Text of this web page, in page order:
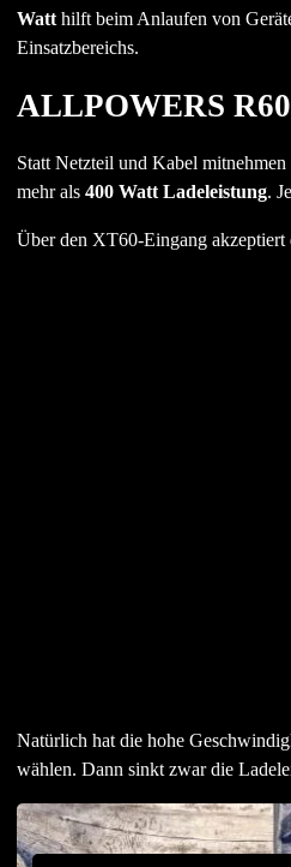
Watthilft beim Anlaufen von
Einsatzbereichs.
ALLPOWERS
Statt Netzteil und Kabel
mehr als 400 Watt Ladeleistung.
Über den XT60-Eingang akzeptiert
Natürlich hat die hohe
wählen. Dann sinkt zwar die